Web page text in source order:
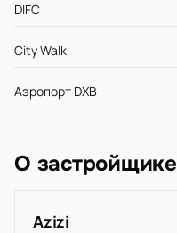
DIFC
City Walk
Аэропорт DXB
О застройщике
Azizi